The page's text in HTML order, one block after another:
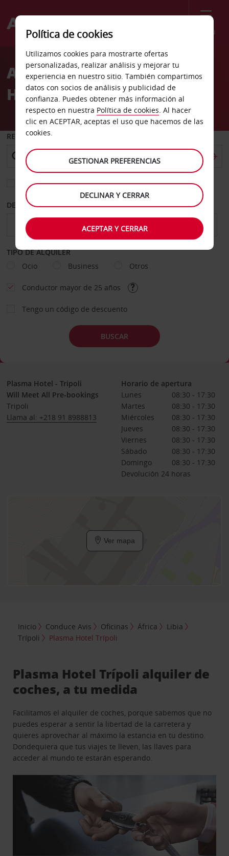
Menú
Welcome
AvisAlquiler de coches Plasma
Hotel Trípoli
RECOGER EN
Elegir otra oficina de devolución
DESDE HASTA
TIPO DE ALQUILER
Ocio
Business Otros
Conductor mayor de 25 años
Tengo un código de descuento
BUSCAR
Plasma Hotel - Tripoli
Will Meet All Pre-bookings
Tripoli
Llama al: +218 91 8988813
Horario de apertura
Lunes
08:30 - 17:30
Martes
08:30 - 17:30
Miércoles
08:30 - 17:30
Jueves
08:30 - 17:30
Viernes
08:30 - 17:30
Sábado
08:30 - 17:30
Domingo
08:30 - 17:30
Devolución 24 horas
Ver mapa
Inicio Conduce Avis Oficinas África
Libia
Trípoli
Plasma Hotel Trípoli
Plasma Hotel Trípoli alquiler de
coches, a tu medida
Facilitamos el alquiler de coches, porque sabemos que no
puedes esperar a sentir la libertad de la carretera y
quieres aprovechar al máximo la estancia en tu destino.
Dondequiera que tus viajes te lleven, las llaves para
acceder al mundo te estarán esperando.
Política de cookies
Utilizamos cookies para mostrarte ofertas
personalizadas, realizar análisis y mejorar tu
experiencia en nuestro sitio. También compartimos
datos con socios de análisis y publicidad de
confianza. Puedes obtener más información al
respecto en nuestra Política de cookies. Al hacer
clic en ACEPTAR, aceptas el uso que hacemos de las
cookies.
GESTIONAR PREFERENCIAS
DECLINAR Y CERRAR
ACEPTAR Y CERRAR